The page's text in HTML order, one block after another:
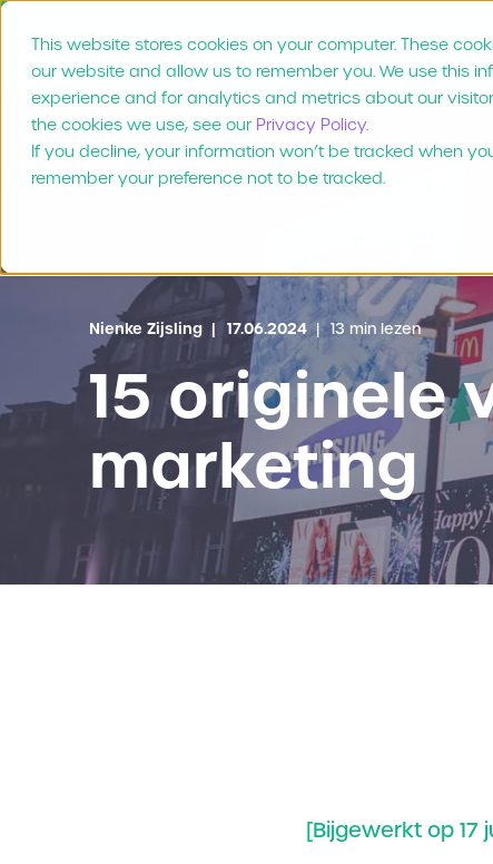
This website stores cookies on your computer. These
our website and allow us to remember you. We use this
experience and for analytics and metrics about our
the cookies we use, see our Privacy Policy.
If you decline, your information won’t be tracked when
remember your preference not to be tracked.
Product Waarom
Nienke Zijsling 17.06.2024 13 min lezen
15 originele
marketing
[Bijgewerkt op 17